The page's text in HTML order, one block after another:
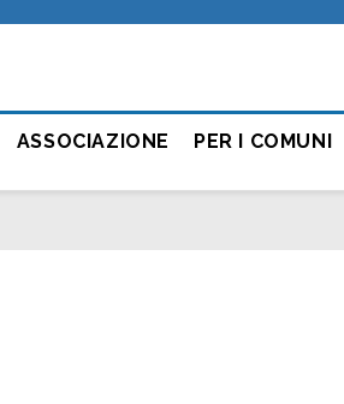
ASSOCIAZIONE PER I COMUNI